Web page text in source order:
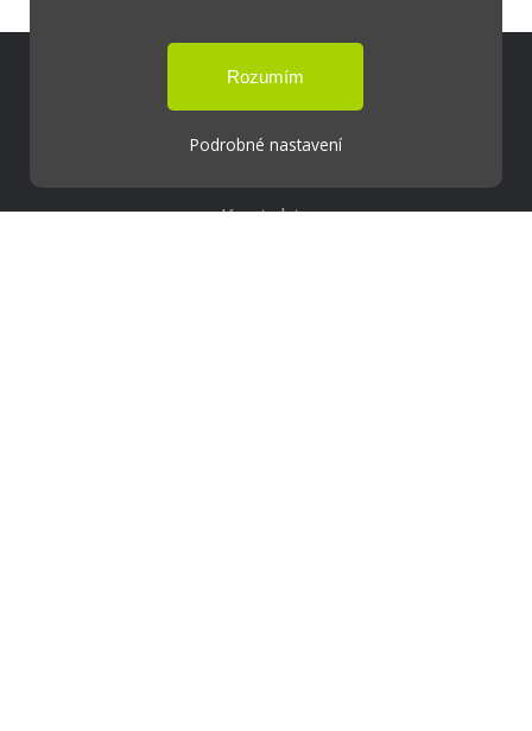
Podrobné nastavení
Škola Online
Strava.cz
Kontakty